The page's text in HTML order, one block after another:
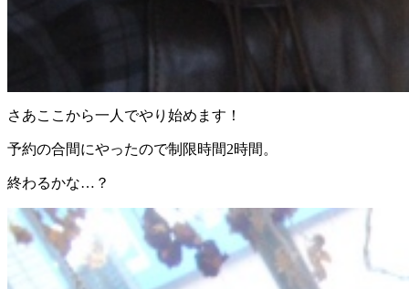
さあここから一人でやり始めます！
予約の合間にやったので制限時間2時間。
終わるかな…？